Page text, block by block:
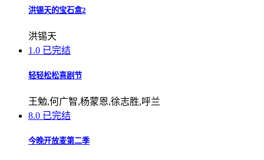
洪锡天的宝石盒2
洪锡天
1.0 已完结
轻轻松松喜剧节
王勉,何广智,杨蒙恩,徐志胜,呼兰
8.0 已完结
今晚开放麦第二季